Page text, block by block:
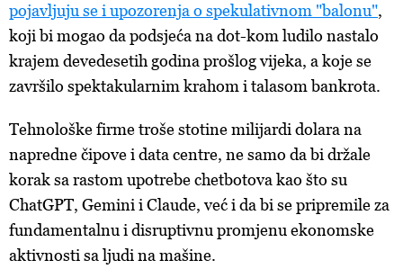
pojavljuju se i upozorenja o spekulativnom "balonu",
koji bi mogao da podsjeća na dot-kom ludilo nastalo
krajem devedesetih godina prošlog vijeka, a koje se
završilo spektakularnim krahom i talasom bankrota.
Tehnološke firme troše stotine milijardi dolara na
napredne čipove i data centre, ne samo da bi držale
korak sa rastom upotrebe chetbotova kao što su
ChatGPT, Gemini i Claude, već i da bi se pripremile za
fundamentalnu i disruptivnu promjenu ekonomske
aktivnosti sa ljudi na mašine.